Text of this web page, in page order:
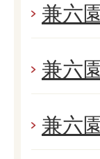
兼六
兼六
兼六